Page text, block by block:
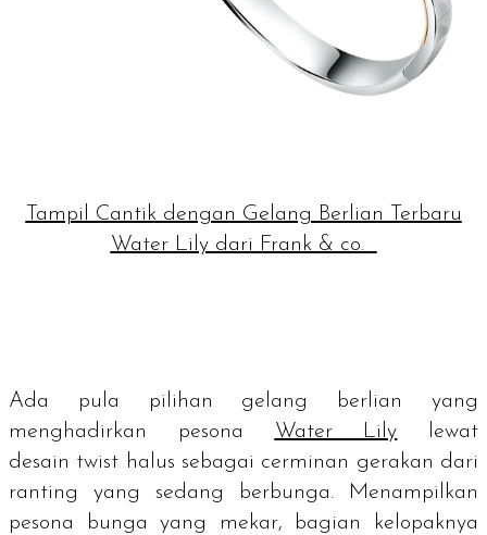
Tampil Cantik dengan Gelang Berlian Terbaru
Water Lily dari Frank & co.
Ada pula pilihan gelang berlian yang
menghadirkan pesona Water Lily lewat
desain twist halus sebagai cerminan gerakan dari
ranting yang sedang berbunga. Menampilkan
pesona bunga yang mekar, bagian kelopaknya